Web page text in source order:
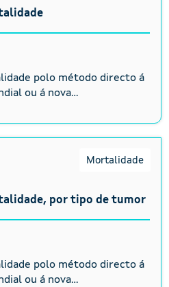
polo método directo á
ou á nova...
Mortalidade
por tipo de tumor
polo método directo á
ou á nova...